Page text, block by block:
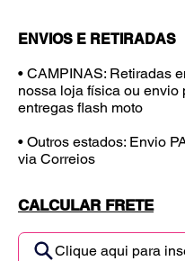
ENVIOS E RETIRADAS
• CAMPINAS: Retiradas
nossa loja física ou envio
entregas flash moto
• Outros estados: Envio
via Correios
CALCULAR FRETE
Clique aqui para